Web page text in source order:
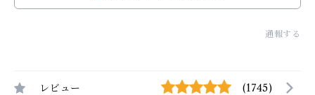
通報する
レビュー (1745)